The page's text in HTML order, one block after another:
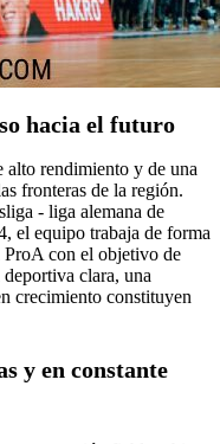
hacia el futuro
alto rendimiento y de una
fronteras de la región.
- liga alemana de
el equipo trabaja de forma
ProA con el objetivo de
clara, una
crecimiento constituyen
y en constante